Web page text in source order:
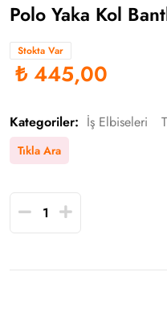
Polo Yaka Kol
Stokta Var
₺ 445,00
Kategoriler: İş Elbiseleri
Tıkla Ara